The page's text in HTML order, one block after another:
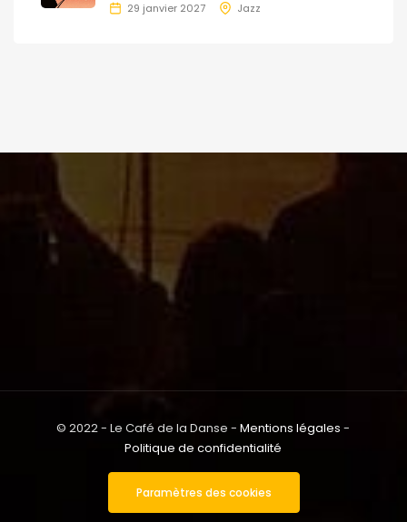
29 janvier 2027 Jazz
© 2022 - Le Café de la Danse -Mentions légales -
Politique de confidentialité
Paramètres des cookies